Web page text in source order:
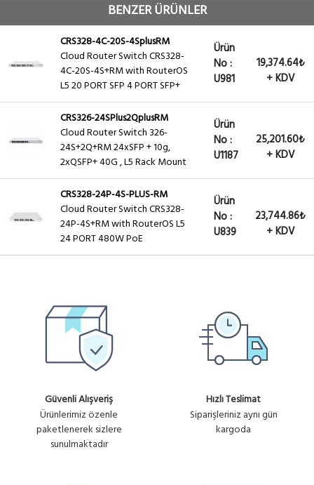
BENZER ÜRÜNLER
CRS328-4C-20S-4SplusRM
Cloud Router Switch CRS328-
4C-20S-4S+RM with RouterOS
L5 20 PORT SFP 4 PORT SFP+
Ürün
No :
U981
19,374.64₺
+ KDV
CRS326-24SPlus2QplusRM
Cloud Router Switch 326-
24S+2Q+RM 24xSFP + 10g,
2xQSFP+ 40G , L5 Rack Mount
Ürün
No :
U1187
25,201.60₺
+ KDV
CRS328-24P-4S-PLUS-RM
Cloud Router Switch CRS328-
24P-4S+RM with RouterOS L5
24 PORT 480W PoE
Ürün
No :
U839
23,744.86₺
+ KDV
Güvenli Alışveriş
Ürünlerimiz özenle
paketlenerek sizlere
sunulmaktadır
Hızlı Teslimat
Siparişleriniz aynı gün
kargoda